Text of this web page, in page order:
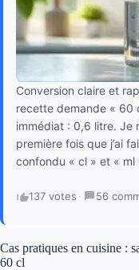
Conversion claire et
recette demande « 60
immédiat : 0,6 litre. Je
première fois que j’ai
confondu « cl » et « ml
137 votes · 56
Cas pratiques en cuisine :
60 cl